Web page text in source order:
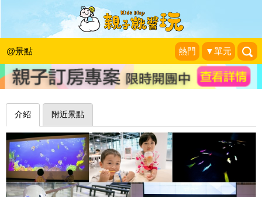
@景點 熱門 ▼單元
互動遊戲、機器人，科技觀光工廠教你
食安心～宜蘭安永心食館
鄭小柔Charlene❤食尚嬉遊記|2017-06-17
介紹 附近景點